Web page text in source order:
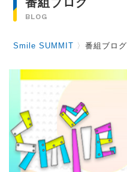
BLOG
Smile SUMMIT 〉番組ブログ